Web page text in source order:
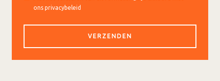
ons privacybeleid